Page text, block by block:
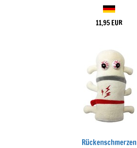
11,95 EUR
Rückenschmerzen